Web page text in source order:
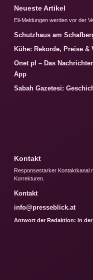
Neueste Artikel
Eil-Meldungen werden vor der
Schutzhaus am
Kühe: Rekorde, Preise &
Onet pl – Das
App
Sabah Gazetesi:
Kontakt
Responsestarker Kontaktkanal
Korrekturen.
Kontakt
info@presseblick.at
Antwort der Redaktion: in